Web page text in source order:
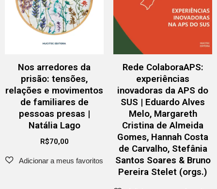
Nos arredores da
prisão: tensões,
relações e movimentos
de familiares de
pessoas presas |
Natália Lago
R$70,00
Rede ColaboraAPS:
experiências
inovadoras da APS do
SUS | Eduardo Alves
Melo, Margareth
Cristina de Almeida
Gomes, Hannah Costa
de Carvalho, Stefânia
Santos Soares & Bruno
Pereira Stelet (orgs.)